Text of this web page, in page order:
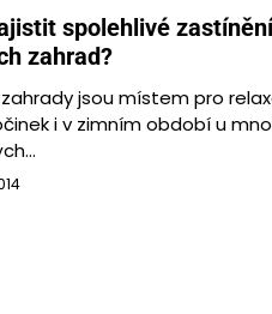
spolehlivé zastínění
zahrad?
jsou místem pro
i v zimním období u